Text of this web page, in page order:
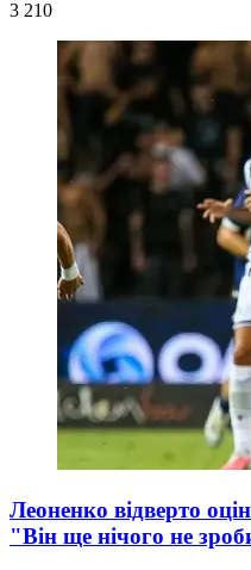
3 210
Леоненко відверто
"Він ще нічого не